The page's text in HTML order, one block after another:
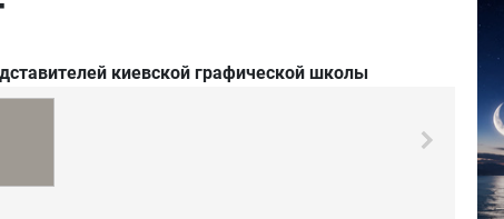
киевской графической школы